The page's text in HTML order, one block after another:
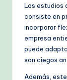
Los estudios
consiste en
incorporar
empresa
puede
son ciegos
Además,